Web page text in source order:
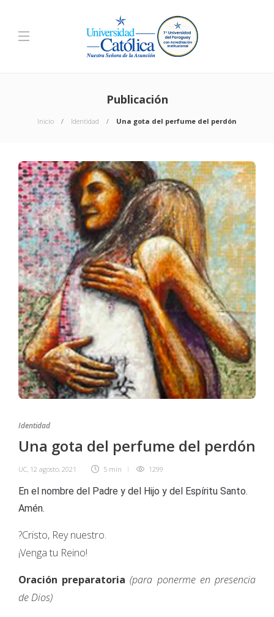
Publicación
Inicio Identidad Una gota del perfume del perdón
Identidad
Una gota del perfume del perdón
UC, 12 agosto, 2021 5 min 1299
En el nombre del Padre y del Hijo y del Espíritu Santo.
Amén.
?Cristo, Rey nuestro.
¡Venga tu Reino!
Oración preparatoria (para ponerme en presencia
de Dios)